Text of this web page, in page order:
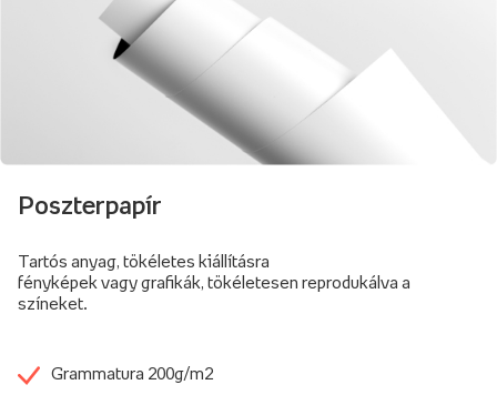
Poszterpapír
Tartós anyag, tökéletes kiállításra
fényképek vagy grafikák, tökéletesen reprodukálva a
színeket.
Grammatura 200g/m2